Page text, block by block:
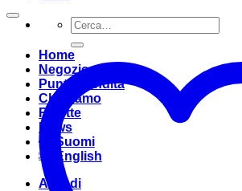
Cerca:
Home
Negozio
Punto Vendita
Chi Siamo
Ricette
News
Suomi
English
Accedi